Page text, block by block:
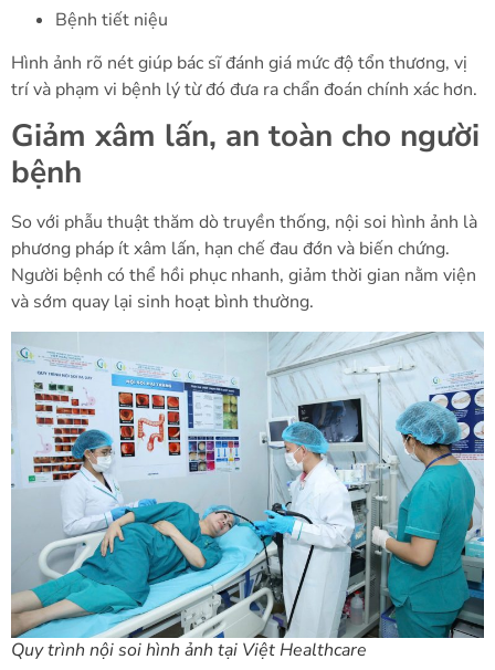
Bệnh tiết niệu
Hình ảnh rõ nét giúp bác sĩ đánh giá mức độ tổn thương, vị
trí và phạm vi bệnh lý từ đó đưa ra chẩn đoán chính xác hơn.
Giảm xâm lấn, an toàn cho người
bệnh
So với phẫu thuật thăm dò truyền thống, nội soi hình ảnh là
phương pháp ít xâm lấn, hạn chế đau đớn và biến chứng.
Người bệnh có thể hồi phục nhanh, giảm thời gian nằm viện
và sớm quay lại sinh hoạt bình thường.
Quy trình nội soi hình ảnh tại Việt Healthcare